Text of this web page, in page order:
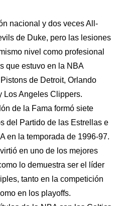
nacional y dos veces All-
de Duke, pero las lesiones
nivel como profesional
que estuvo en la NBA
de Detroit, Orlando
Los Angeles Clippers.
de la Fama formó siete
del Partido de las Estrellas e
en la temporada de 1996-97.
en uno de los mejores
lo demuestra ser el líder
tanto en la competición
en los playoffs.